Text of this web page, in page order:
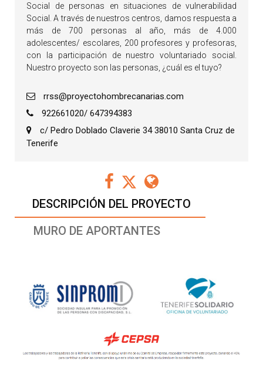
DESCRIPCIÓN DEL PROYECTO
MURO DE APORTANTES
Social de personas en situaciones de vulnerabilidad
Social. A través de nuestros centros, damos respuesta a
más de 700 personas al año, más de 4.000
adolescentes/ escolares, 200 profesores y profesoras,
con la participación de nuestro voluntariado social.
Nuestro proyecto son las personas, ¿cuál es el tuyo?
rrss@proyectohombrecanarias.com
922661020/ 647394383
c/ Pedro Doblado Claverie 34 38010 Santa Cruz de
Tenerife